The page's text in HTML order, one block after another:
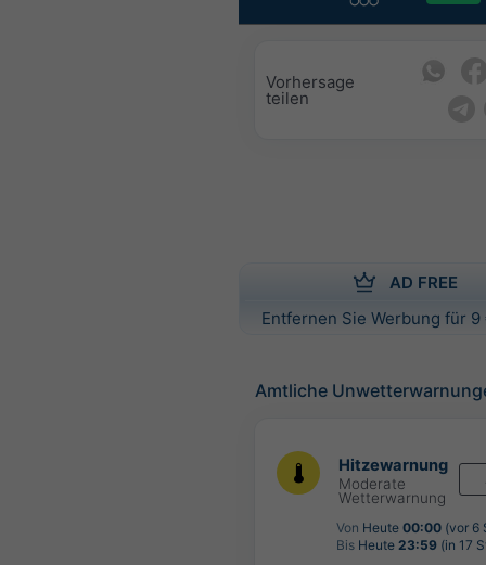
Vorhersage
teilen
AD FREE
Entfernen Sie Werbung für
Amtliche
Hitzewarnung
Moderate
Wetterwarnung
Von Heute 00:00 (vor 6
Bis Heute 23:59 (in 17